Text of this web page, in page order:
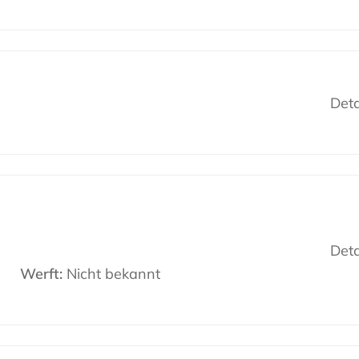
Werft:Nicht bekannt